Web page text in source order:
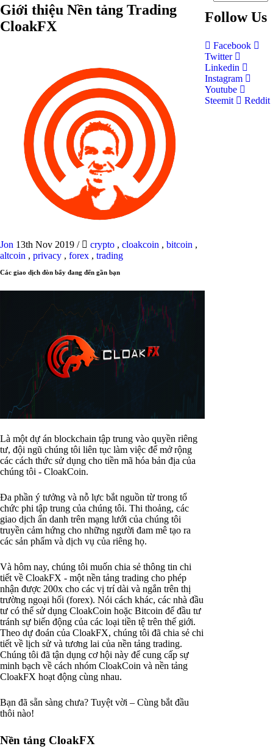
Giới thiệu Nền tảng Trading
CloakFX
Jon 13th Nov 2019 / crypto , cloakcoin , bitcoin ,
altcoin , privacy , forex , trading
Các giao dịch đòn bẩy đang đến gần bạn
Là một dự án blockchain tập trung vào quyền riêng
tư, đội ngũ chúng tôi liên tục làm việc để mở rộng
các cách thức sử dụng cho tiền mã hóa bản địa của
chúng tôi - CloakCoin.
Đa phần ý tưởng và nỗ lực bắt nguồn từ trong tổ
chức phi tập trung của chúng tôi. Thi thoảng, các
giao dịch ẩn danh trên mạng lưới của chúng tôi
truyền cảm hứng cho những người đam mê tạo ra
các sản phẩm và dịch vụ của riêng họ.
Và hôm nay, chúng tôi muốn chia sẻ thông tin chi
tiết về CloakFX - một nền tảng trading cho phép
nhận được 200x cho các vị trí dài và ngắn trên thị
trường ngoại hối (forex). Nói cách khác, các nhà đầu
tư có thể sử dụng CloakCoin hoặc Bitcoin để đầu tư
tránh sự biến động của các loại tiền tệ trên thế giới.
Theo dự đoán của CloakFX, chúng tôi đã chia sẻ chi
tiết về lịch sử và tương lai của nền tảng trading.
Chúng tôi đã tận dụng cơ hội này để cung cấp sự
minh bạch về cách nhóm CloakCoin và nền tảng
CloakFX hoạt động cùng nhau.
Bạn đã sẵn sàng chưa? Tuyệt vời – Cùng bắt đầu
thôi nào!
Nền tảng CloakFX
Follow Us
Facebook
Twitter
Linkedin
Instagram
Youtube
Steemit
Reddit